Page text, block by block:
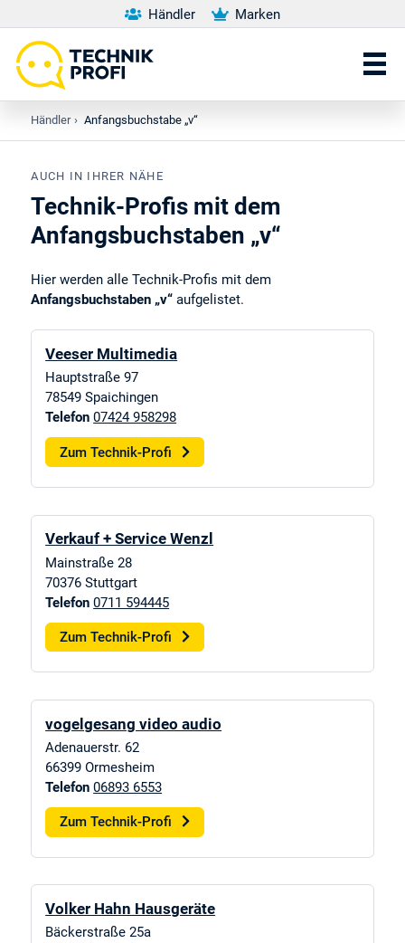
Händler Marken
Händler › Anfangsbuchstabe „v“
AUCH IN IHRER NÄHE
Technik-Profis mit dem
Anfangsbuchstaben „v“
Hier werden alle Technik-Profis mit dem
Anfangsbuchstaben „v“ aufgelistet.
Veeser Multimedia
Hauptstraße 97
78549 Spaichingen
Telefon 07424 958298
Zum Technik-Profi
Verkauf + Service Wenzl
Mainstraße 28
70376 Stuttgart
Telefon 0711 594445
Zum Technik-Profi
vogelgesang video audio
Adenauerstr. 62
66399 Ormesheim
Telefon 06893 6553
Zum Technik-Profi
Volker Hahn Hausgeräte
Bäckerstraße 25a